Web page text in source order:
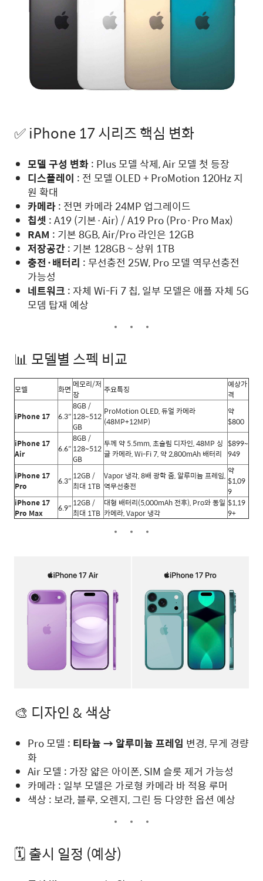
✅ iPhone 17 시리즈 핵심 변화
모델 구성 변화: Plus 모델 삭제, Air 모델 첫 등장
디스플레이 : 전 모델 OLED + ProMotion 120Hz 지
원 확대
카메라: 전면 카메라 24MP 업그레이드
칩셋 : A19 (기본·Air) / A19 Pro (Pro·Pro Max)
RAM : 기본 8GB, Air/Pro 라인은 12GB
저장공간: 기본 128GB ~ 상위 1TB
충전·배터리 : 무선충전 25W, Pro 모델 역무선충전
가능성
네트워크 : 자체 Wi-Fi 7 칩, 일부 모델은 애플 자체 5G
모뎀 탑재 예상
📊 모델별 스펙 비교
모델 화면 메모리/저
장
주요특징
예상가
격
iPhone 17 6.3″
8GB /
128~512
GB
ProMotion OLED, 듀얼 카메라
(48MP+12MP)
약
$800
iPhone 17
Air
6.6″
8GB /
128~512
GB
두께 약 5.5mm, 초슬림 디자인, 48MP 싱
글 카메라, Wi-Fi 7, 약 2,800mAh 배터리
$899~
949
iPhone 17
Pro
6.3″ 12GB /
최대 1TB
Vapor 냉각, 8배 광학 줌, 알루미늄 프레임,
역무선충전
약
$1,09
9
iPhone 17
Pro Max
6.9″ 12GB /
최대 1TB
대형 배터리(5,000mAh 전후), Pro와 동일
카메라, Vapor 냉각
$1,19
9+
🎨 디자인 & 색상
Pro 모델 : 티타늄 → 알루미늄 프레임 변경, 무게 경량
화
Air 모델 : 가장 얇은 아이폰, SIM 슬롯 제거 가능성
카메라 : 일부 모델은 가로형 카메라 바 적용 루머
색상 : 보라, 블루, 오렌지, 그린 등 다양한 옵션 예상
🗓 출시 일정 (예상)